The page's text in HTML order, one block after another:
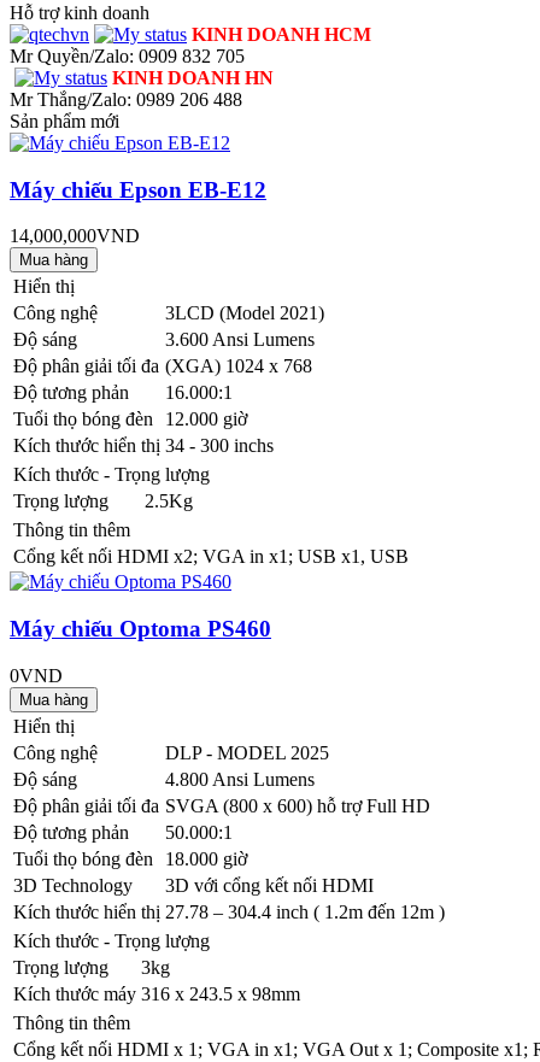
Hỗ trợ kinh doanh
KINH DOANH HCM
Mr Quyền/Zalo: 0909 832 705
KINH DOANH HN
Mr Thắng/Zalo: 0989 206 488
Sản phẩm mới
Máy chiếu Epson EB-E12
14,000,000VND
Hiển thị
Công nghệ
3LCD (Model 2021)
Độ sáng
3.600 Ansi Lumens
Độ phân giải tối đa (XGA) 1024 x 768
Độ tương phản
16.000:1
Tuổi thọ bóng đèn
12.000 giờ
Kích thước hiển thị 34 - 300 inchs
Kích thước - Trọng lượng
Trọng lượng
2.5Kg
Thông tin thêm
Cổng kết nối HDMI x2; VGA in x1; USB x1, USB
Máy chiếu Optoma PS460
0VND
Hiển thị
Công nghệ
DLP - MODEL 2025
Độ sáng
4.800 Ansi Lumens
Độ phân giải tối đa SVGA (800 x 600) hỗ trợ Full HD
Độ tương phản
50.000:1
Tuổi thọ bóng đèn
18.000 giờ
3D Technology
3D với cổng kết nối HDMI
Kích thước hiển thị 27.78 – 304.4 inch ( 1.2m đến 12m )
Kích thước - Trọng lượng
Trọng lượng
3kg
Kích thước máy 316 x 243.5 x 98mm
Thông tin thêm
Cổng kết nối HDMI x 1; VGA in x1; VGA Out x 1; Composite x1;